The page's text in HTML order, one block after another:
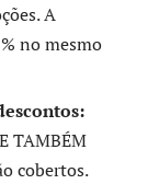
A
no mesmo
TAMBÉM
cobertos.